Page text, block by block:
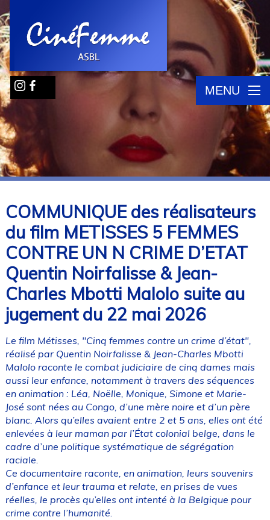
MENU
COMMUNIQUE des réalisateurs
du film METISSES 5 FEMMES
CONTRE UN N CRIME D’ETAT
Quentin Noirfalisse & Jean-
Charles Mbotti Malolo suite au
jugement du 22 mai 2026
Le film Métisses, "Cinq femmes contre un crime d’état",
réalisé par Quentin Noirfalisse & Jean-Charles Mbotti
Malolo raconte le combat judiciaire de cinq dames mais
aussi leur enfance, notamment à travers des séquences
en animation : Léa, Noëlle, Monique, Simone et Marie-
José sont nées au Congo, d’une mère noire et d’un père
blanc. Alors qu’elles avaient entre 2 et 5 ans, elles ont été
enlevées à leur maman par l’État colonial belge, dans le
cadre d’une politique systématique de ségrégation
raciale.
Ce documentaire raconte, en animation, leurs souvenirs
d’enfance et leur trauma et relate, en prises de vues
réelles, le procès qu’elles ont intenté à la Belgique pour
crime contre l’humanité.